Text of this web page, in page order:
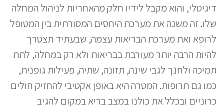
דיגיטלי, והוא מקבל לידיו חלק מהאחריות לניהול המחלה
שלו. זה משנה את מערכת היחסים המסורתית בין המטופל
לרופא ואת מערכת הבריאות עצמה, שבעתיד תצטרך
להיות הרבה יותר מעורבת בבריאות ולא רק במחלה, לתת
תמיכה ולחנך לגבי שינה, תזונה, שתיה, פעילות גופנית,
כמו גם תרופות. המטרה היא באופן אקטיבי להחזיק חולים
כרוניים ובכלל את כולנו במצב בריא במקום להגיב